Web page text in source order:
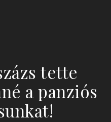
tette
a panziós